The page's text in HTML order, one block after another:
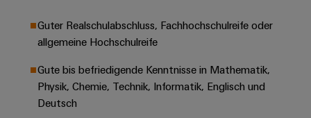
Prozessindustrie
Mehr
Ressourceneffizienz
durch
Sonnenenergie
Industrial
Service
Platform
easyConnect
Engineering-
Visualisierungstools
Energiemessung
OCI-
EDI-
Schnittstelle
Systemintegratoren
Messen
&
Events
Chancen in der
Entwicklung
Guter Realschulabschluss, Fachhochschulreife oder
allgemeine Hochschulreife
Gute bis befriedigende Kenntnisse in Mathematik,
Physik, Chemie, Technik, Informatik, Englisch und
Deutsch